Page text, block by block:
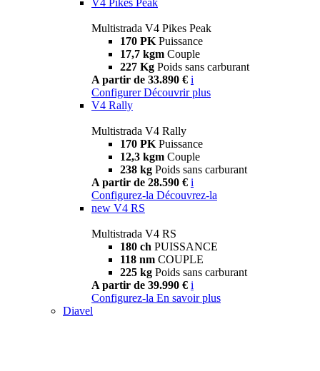
Multistrada V4 Pikes Peak
170 PK Puissance
17,7 kgm Couple
227 Kg Poids sans carburant
A partir de 33.890 € i
Configurer Découvrir plus
V4 Rally
Multistrada V4 Rally
170 PK Puissance
12,3 kgm Couple
238 kg Poids sans carburant
A partir de 28.590 € i
Configurez-la Découvrez-la
new V4 RS
Multistrada V4 RS
180 ch PUISSANCE
118 nm COUPLE
225 kg Poids sans carburant
A partir de 39.990 € i
Configurez-la En savoir plus
Diavel